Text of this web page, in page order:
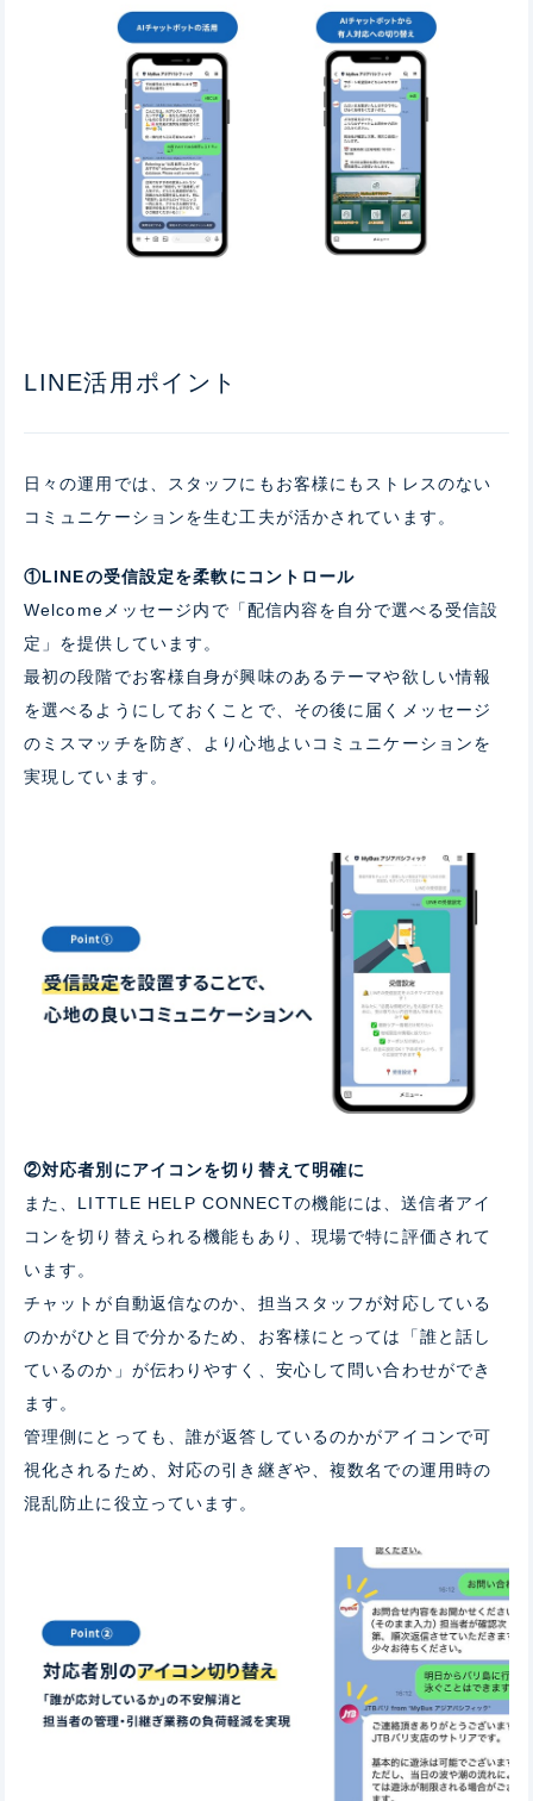
LINE活用ポイント
日々の運用では、スタッフにもお客様にもストレスのない
コミュニケーションを生む工夫が活かされています。
①LINEの受信設定を柔軟にコントロール
Welcomeメッセージ内で「配信内容を自分で選べる受信設
定」を提供しています。
最初の段階でお客様自身が興味のあるテーマや欲しい情報
を選べるようにしておくことで、その後に届くメッセージ
のミスマッチを防ぎ、より心地よいコミュニケーションを
実現しています。
②対応者別にアイコンを切り替えて明確に
また、LITTLE HELP CONNECTの機能には、送信者アイ
コンを切り替えられる機能もあり、現場で特に評価されて
います。
チャットが自動返信なのか、担当スタッフが対応している
のかがひと目で分かるため、お客様にとっては「誰と話し
ているのか」が伝わりやすく、安心して問い合わせができ
ます。
管理側にとっても、誰が返答しているのかがアイコンで可
視化されるため、対応の引き継ぎや、複数名での運用時の
混乱防止に役立っています。